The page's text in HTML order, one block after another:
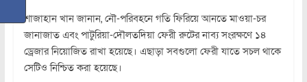
শাজাহান খান জানান, নৌ-পরিবহনে গতি ফিরিয়ে আনতে মাওয়া-চর
জানাজাত এবং পাটুরিয়া-দৌলতদিয়া ফেরী রুটের নাব্য সংরক্ষণে ১৪
ড্রেজার নিয়োজিত রাখা হয়েছে। এছাড়া সবগুলো ফেরী যাতে সচল থাকে
সেটিও নিশ্চিত করা হয়েছে।